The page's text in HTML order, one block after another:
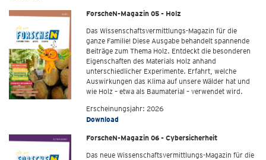
ForscheN-Magazin 05 - Holz
Das Wissenschaftsvermittlungs-Magazin für die
ganze Familie! Diese Ausgabe behandelt spannende
Beiträge zum Thema Holz. Entdeckt die besonderen
Eigenschaften des Materials Holz anhand
unterschiedlicher Experimente. Erfahrt, welche
Auswirkungen das Klima auf unsere Wälder hat und
wie Holz – etwa als Baumaterial – verwendet wird.
Erscheinungsjahr: 2026
Download
ForscheN-Magazin 06 - Cybersicherheit
Das neue Wissenschaftsvermittlungs-Magazin für die